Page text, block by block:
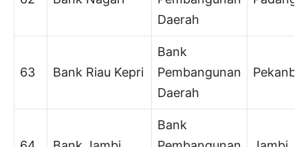
Daerah
63 Bank Riau Kepri
Bank
Pembangunan
Daerah
Bank